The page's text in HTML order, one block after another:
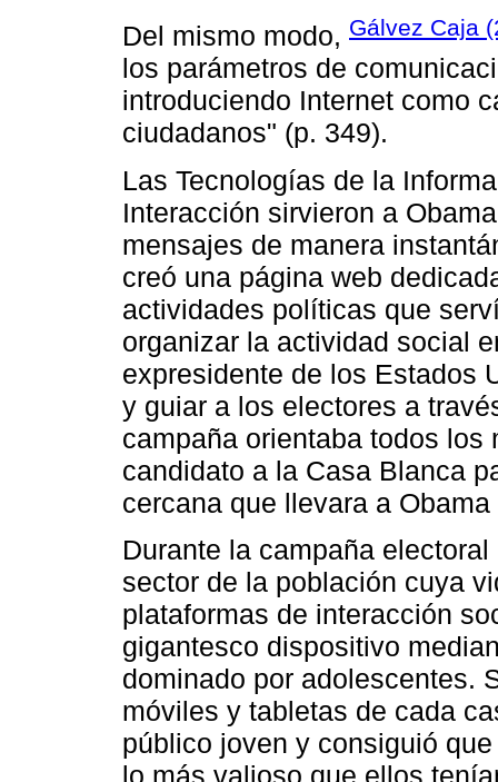
Del mismo modo, Gálvez Caja
los parámetros de
introduciendo Internet como
ciudadanos" (p. 349).
Las Tecnologías de la
Interacción sirvieron a
mensajes de manera
creó una página web
actividades políticas que
organizar la actividad social
expresidente de los Estados
y guiar a los electores a
campaña orientaba todos
candidato a la Casa Blanca
cercana que llevara a
Durante la campaña
sector de la población cuya
plataformas de interacción
gigantesco dispositivo
dominado por adolescentes.
móviles y tabletas de cada
público joven y consiguió
lo más valioso que ellos